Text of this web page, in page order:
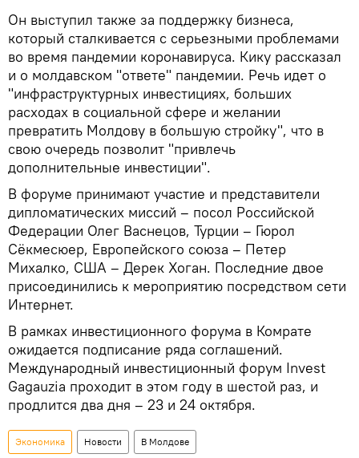
Он выступил также за поддержку бизнеса,
который сталкивается с серьезными проблемами
во время пандемии коронавируса. Кику рассказал
и о молдавском "ответе" пандемии. Речь идет о
"инфраструктурных инвестициях, больших
расходах в социальной сфере и желании
превратить Молдову в большую стройку", что в
свою очередь позволит "привлечь
дополнительные инвестиции".
В форуме принимают участие и представители
дипломатических миссий – посол Российской
Федерации Олег Васнецов, Турции – Гюрол
Сёкмесюер, Европейского союза – Петер
Михалко, США – Дерек Хоган. Последние двое
присоединились к мероприятию посредством сети
Интернет.
В рамках инвестиционного форума в Комрате
ожидается подписание ряда соглашений.
Международный инвестиционный форум Invest
Gagauzia проходит в этом году в шестой раз, и
продлится два дня – 23 и 24 октября.
Экономика Новости В Молдове